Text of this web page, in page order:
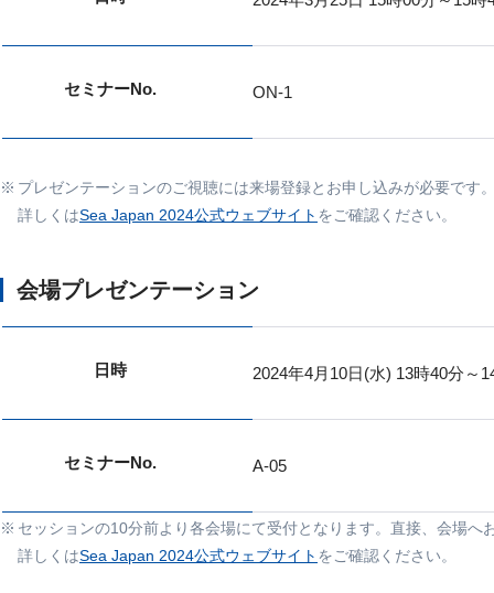
セミナーNo. ON-1
プレゼンテーションのご視聴には来場登録とお申し込みが必要です。
詳しくはSea Japan 2024公式ウェブサイト をご確認ください。
会場プレゼンテーション
日時 2024年4月10日(水) 13時40分～
セミナーNo. A-05
セッションの10分前より各会場にて受付となります。直接、会場へ
詳しくはSea Japan 2024公式ウェブサイト をご確認ください。